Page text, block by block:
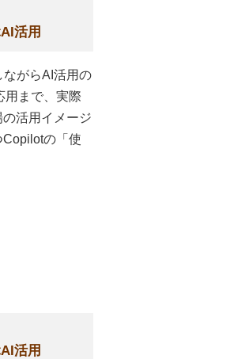
活用
がらAI活用の
用まで、実際
活用イメージ
の「使
活用